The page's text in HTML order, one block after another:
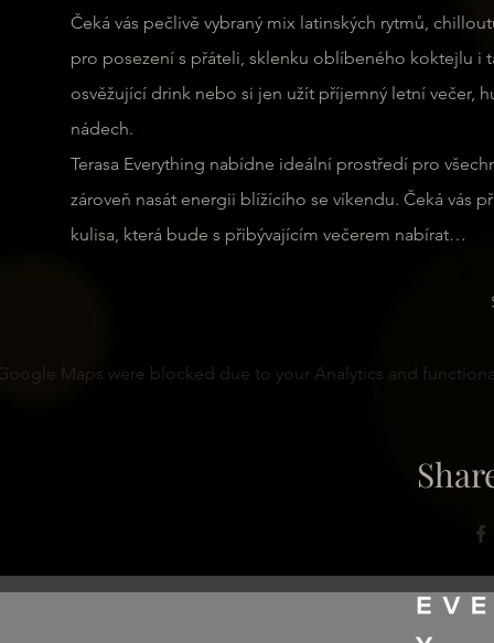
Čeká vás pečlivě vybraný mix latinských rytmů,
pro posezení s přáteli, sklenku oblíbeného koktejlu i
osvěžující drink nebo si jen užít příjemný letní večer,
nádech.
Terasa Everything nabídne ideální prostředí pro
zároveň nasát energii blížícího se víkendu. Čeká vás
kulisa, která bude s přibývajícím večerem nabírat…
Maps were blocked due to your Analytics and